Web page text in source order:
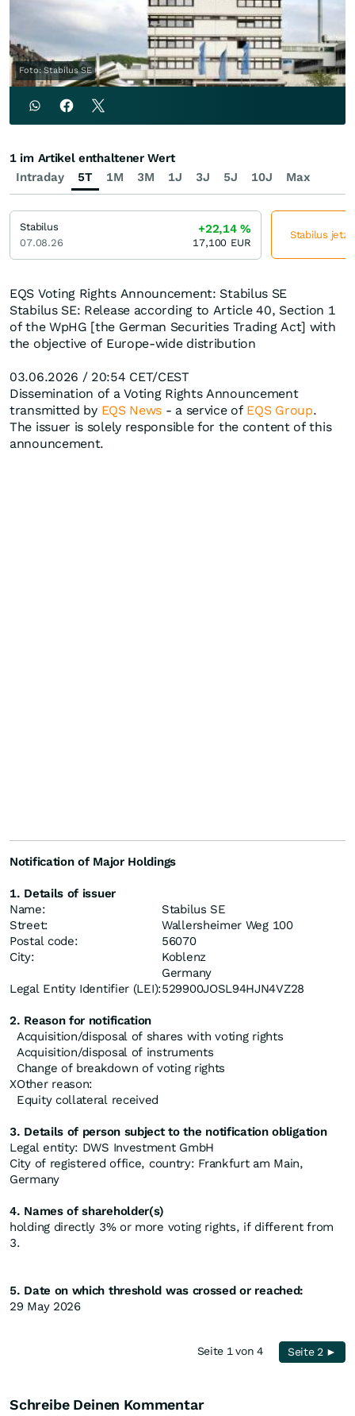
Foto: Stabilus SE
EQS Voting Rights Announcement: Stabilus SE
Stabilus SE: Release according to Article 40, Section 1
of the WpHG [the German Securities Trading Act] with
the objective of Europe-wide distribution
03.06.2026 / 20:54 CET/CEST
Dissemination of a Voting Rights Announcement
transmitted by EQS News - a service of EQS Group.
The issuer is solely responsible for the content of this
announcement.
Notification of Major Holdings
1. Details of issuer
Name:
Stabilus SE
Street:
Wallersheimer Weg 100
Postal code:
56070
City:
Koblenz
Germany
Legal Entity Identifier (LEI):529900JOSL94HJN4VZ28
2. Reason for notification
Acquisition/disposal of shares with voting rights
Acquisition/disposal of instruments
Change of breakdown of voting rights
XOther reason:
Equity collateral received
3. Details of person subject to the notification obligation
Legal entity: DWS Investment GmbH
City of registered office, country: Frankfurt am Main,
Germany
4. Names of shareholder(s)
holding directly 3% or more voting rights, if different from
3.
5. Date on which threshold was crossed or reached:
29 May 2026
Seite 1 von 4 Seite 2 ►
Schreibe Deinen Kommentar
Intraday 5T 1M 3M 1J 3J 5J 10J Max
1 im Artikel enthaltener Wert
Stabilus
07.08.26
+22,14%
17,100 EUR
Stabilus jetzt